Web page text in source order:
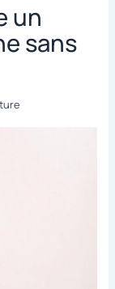
un
sans